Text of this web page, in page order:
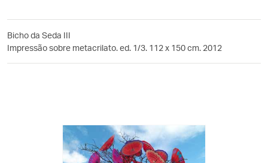
Bicho da Seda III
Impressão sobre metacrilato. ed. 1/3. 112 x 150 cm. 2012